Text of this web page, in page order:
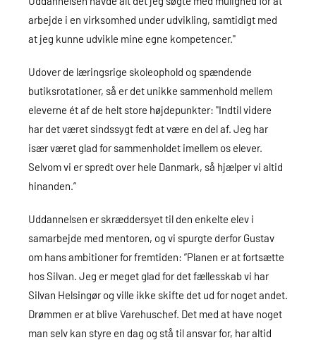
arbejde i en virksomhed under udvikling, samtidigt med
at jeg kunne udvikle mine egne kompetencer."
Udover de læringsrige skoleophold og spændende
butiksrotationer, så er det unikke sammenhold mellem
eleverne ét af de helt store højdepunkter: "Indtil videre
har det været sindssygt fedt at være en del af. Jeg har
især været glad for sammenholdet imellem os elever.
Selvom vi er spredt over hele Danmark, så hjælper vi altid
hinanden.”
Uddannelsen er skræddersyet til den enkelte elev i
samarbejde med mentoren, og vi spurgte derfor Gustav
om hans ambitioner for fremtiden: ”Planen er at fortsætte
hos Silvan. Jeg er meget glad for det fællesskab vi har
Silvan Helsingør og ville ikke skifte det ud for noget andet.
Drømmen er at blive Varehuschef. Det med at have noget
man selv kan styre en dag og stå til ansvar for, har altid